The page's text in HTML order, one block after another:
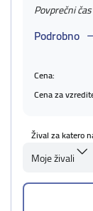
Povprečni
Podrobno
Cena:
Cena za
Žival za katero
Moje živali